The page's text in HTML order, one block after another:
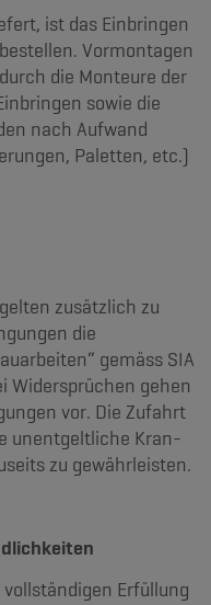
ist das Einbringen
Vormontagen
die Monteure der
sowie die
nach Aufwand
Paletten, etc.)
zusätzlich zu
die
gemäss SIA
Widersprüchen gehen
vor. Die Zufahrt
unentgeltliche Kran-
zu gewährleisten.
Erfüllung